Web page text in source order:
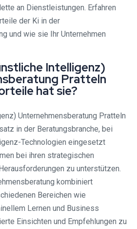
an Dienstleistungen. Erfahren
der Ki in der
und wie sie Ihr Unternehmen
Intelligenz)
Pratteln
hat sie?
Unternehmensberatung Pratteln
in der Beratungsbranche, bei
Technologien eingesetzt
bei ihren strategischen
zu unterstützen.
kombiniert
Bereichen wie
Lernen und Business
Einsichten und Empfehlungen zu